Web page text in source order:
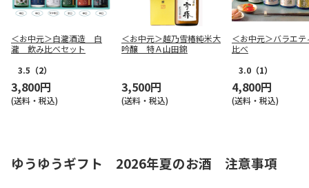
＜お中元＞白瀧酒造 白
瀧 飲み比べセット
3.5 （2）
3,800円
(送料・税込)
＜お中元＞越乃雪椿純米大
吟醸 特Ａ山田錦
3,500円
(送料・税込)
＜お中元＞バラエテ
比べ
3.0 （1）
4,800円
(送料・税込)
ゆうゆうギフト 2026年夏のお酒 注意事項